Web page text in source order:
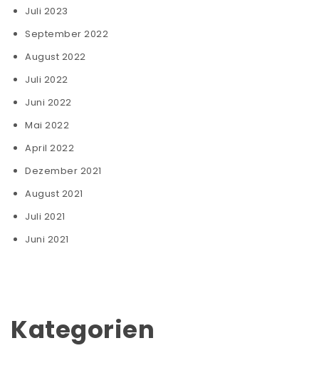
Juli 2023
September 2022
August 2022
Juli 2022
Juni 2022
Mai 2022
April 2022
Dezember 2021
August 2021
Juli 2021
Juni 2021
Kategorien